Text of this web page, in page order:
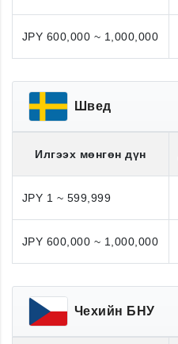
JPY 600,000 ~ 1,000,000
Швед
Илгээх мөнгөн дүн
JPY 1 ~ 599,999
JPY 600,000 ~ 1,000,000
Чехийн БНУ